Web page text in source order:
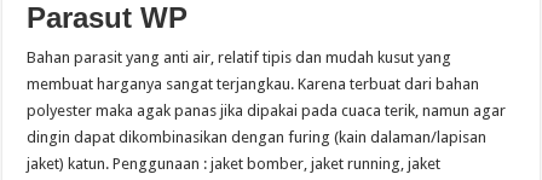
Parasut WP
Bahan parasit yang anti air, relatif tipis dan mudah kusut yang
membuat harganya sangat terjangkau. Karena terbuat dari bahan
polyester maka agak panas jika dipakai pada cuaca terik, namun agar
dingin dapat dikombinasikan dengan furing (kain dalaman/lapisan
jaket) katun. Penggunaan : jaket bomber, jaket running, jaket